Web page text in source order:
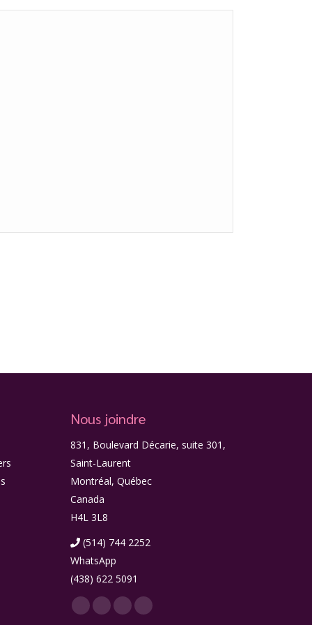
Nous joindre
831, Boulevard Décarie, suite 301,
Saint-Laurent
Montréal, Québec
Canada
H4L 3L8
(514) 744 2252
WhatsApp
(438) 622 5091
Facebook
LinkedIn
TwitterInstagram